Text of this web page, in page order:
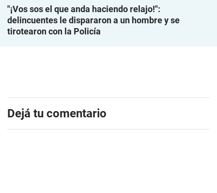
"¡Vos sos el que anda haciendo relajo!":
delincuentes le dispararon a un hombre y se
tirotearon con la Policía
Dejá tu comentario